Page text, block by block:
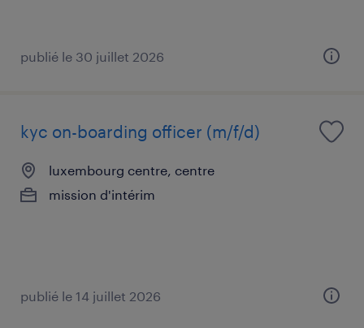
publié le 30 juillet 2026
kyc on-boarding officer (m/f/d)
luxembourg centre, centre
mission d'intérim
publié le 14 juillet 2026